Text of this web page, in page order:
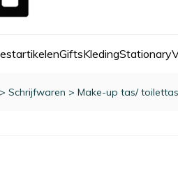
GiftsKledingStationary
> Schrijfwaren > Make-up tas/